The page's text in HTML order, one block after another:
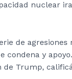
nuclear
de
condena y
Trump,